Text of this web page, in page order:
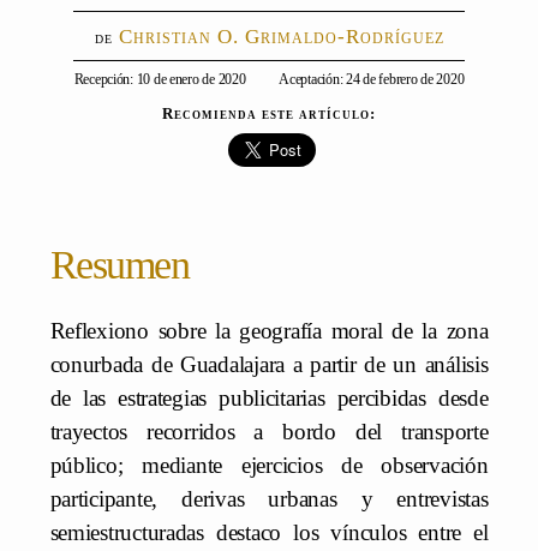
Christian O. Grimaldo-Rodríguez
Recepción: 10 de enero de 2020 Aceptación: 24 de febrero de 2020
Recomienda este artículo:
Resumen
Reflexiono sobre la geografía moral de la zona
conurbada de Guadalajara a partir de un análisis
de las estrategias publicitarias percibidas desde
trayectos recorridos a bordo del transporte
público; mediante ejercicios de observación
participante, derivas urbanas y entrevistas
semiestructuradas destaco los vínculos entre el